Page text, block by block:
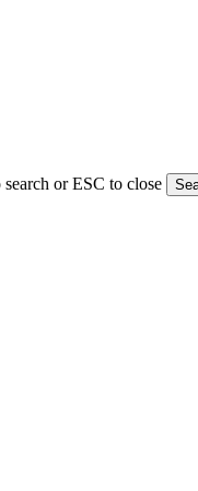
or ESC to close